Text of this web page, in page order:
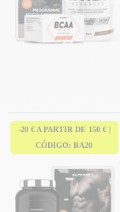
-20 € A PARTIR DE 150 € |
CÓDIGO: BA20